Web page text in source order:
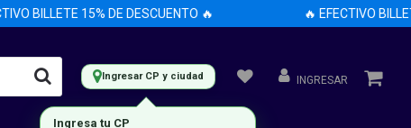
BILLETE 15% DE DESCUENTO 🔥 🔥 EFECTIVO BILLETE
Ingresar CP y ciudad INGRESAR